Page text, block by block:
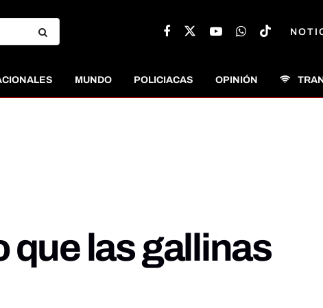
MUNDO POLICIACAS OPINIÓN
que las gallinas